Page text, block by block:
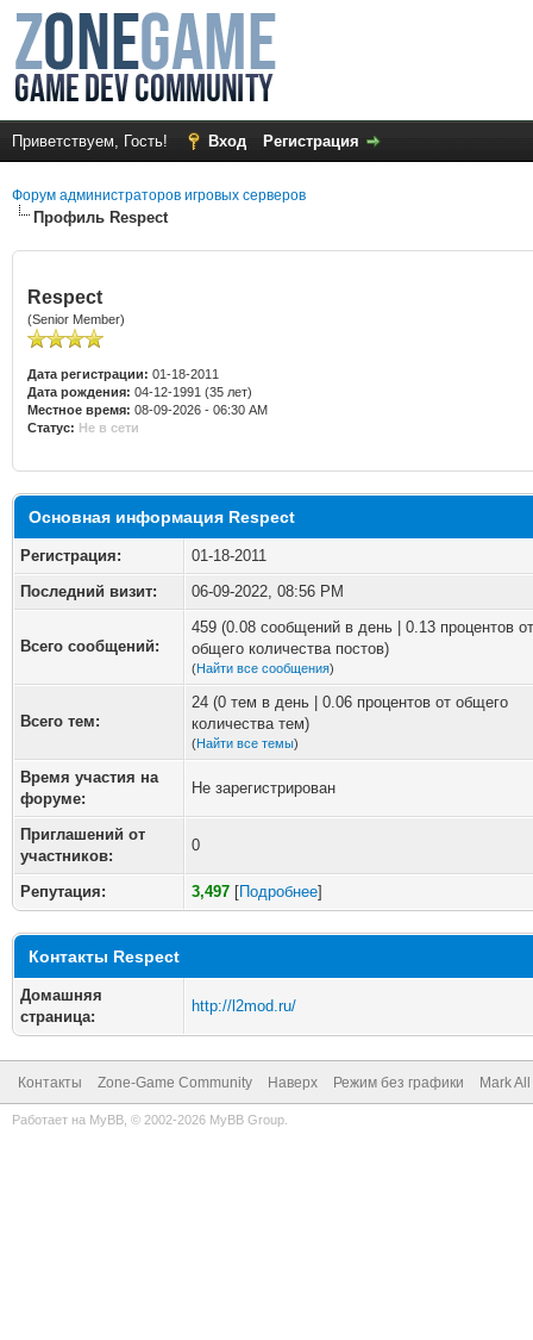
Приветствуем, Гость! Вход Регистрация
Форум администраторов игровых серверов
Профиль Respect
Respect
(Senior Member)
Дата регистрации: 01-18-2011
Дата рождения: 04-12-1991 (35 лет)
Местное время: 08-09-2026 - 06:30 AM
Статус: Не в сети
Основная информация Respect
Регистрация:
01-18-2011
Последний визит:
06-09-2022, 08:56 PM
Всего сообщений:
459 (0.08 сообщений в день | 0.13 процентов от
общего количества постов)
(Найти все сообщения)
Всего тем:
24 (0 тем в день | 0.06 процентов от общего
количества тем)
(Найти все темы)
Время участия на
форуме:
Не зарегистрирован
Приглашений от
участников:
0
Репутация: 3,497 [Подробнее]
Контакты Respect
Домашняя
страница:
http://l2mod.ru/
Контакты Zone-Game Community Наверх Режим без графики Mark
Работает на MyBB , © 2002-2026 MyBB Group